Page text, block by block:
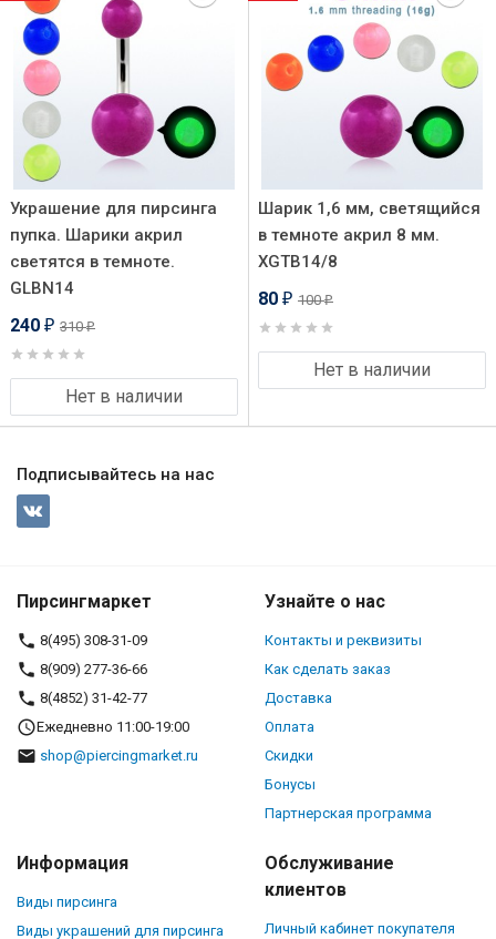
Украшение для пирсинга
пупка. Шарики акрил
светятся в темноте.
GLBN14
240 ₽ 310₽
Нет в наличии
Шарик 1,6 мм, светящийся
в темноте акрил 8 мм.
XGTB14/8
80 ₽ 100₽
Нет в наличии
Подписывайтесь на нас
Пирсингмаркет
8(495) 308-31-09
8(909) 277-36-66
8(4852) 31-42-77
Ежедневно 11:00-19:00
shop@piercingmarket.ru
Узнайте о нас
Контакты и реквизиты
Как сделать заказ
Доставка
Оплата
Скидки
Бонусы
Партнерская программа
Информация
Виды пирсинга
Виды украшений для пирсинга
Обслуживание
клиентов
Личный кабинет покупателя